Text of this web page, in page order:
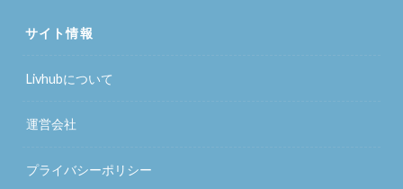
サイト情報
Livhubについて
運営会社
プライバシーポリシー